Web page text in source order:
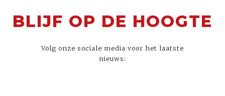
BLIJF OP DE HOOGTE
Volg onze sociale media voor het laatste
nieuws: